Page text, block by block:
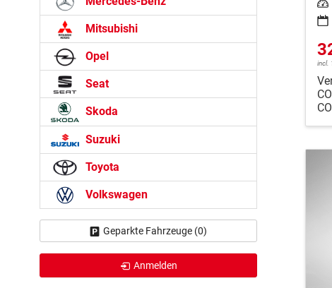
Leistung
incl.
CO
CO
Mitsubishi
Opel
Seat
Skoda
Suzuki
Toyota
Volkswagen
Geparkte Fahrzeuge (0)
Anmelden